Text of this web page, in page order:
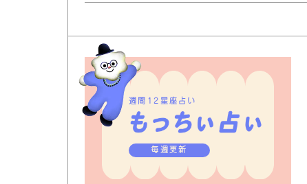
週間12星座占い
毎週更新